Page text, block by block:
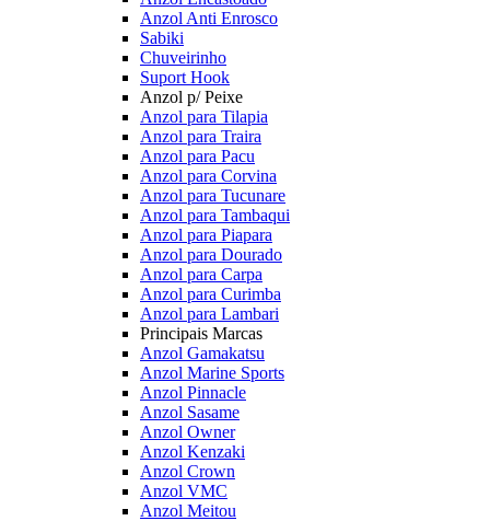
Anzol Anti Enrosco
Sabiki
Chuveirinho
Suport Hook
Anzol p/ Peixe
Anzol para Tilapia
Anzol para Traira
Anzol para Pacu
Anzol para Corvina
Anzol para Tucunare
Anzol para Tambaqui
Anzol para Piapara
Anzol para Dourado
Anzol para Carpa
Anzol para Curimba
Anzol para Lambari
Principais Marcas
Anzol Gamakatsu
Anzol Marine Sports
Anzol Pinnacle
Anzol Sasame
Anzol Owner
Anzol Kenzaki
Anzol Crown
Anzol VMC
Anzol Meitou